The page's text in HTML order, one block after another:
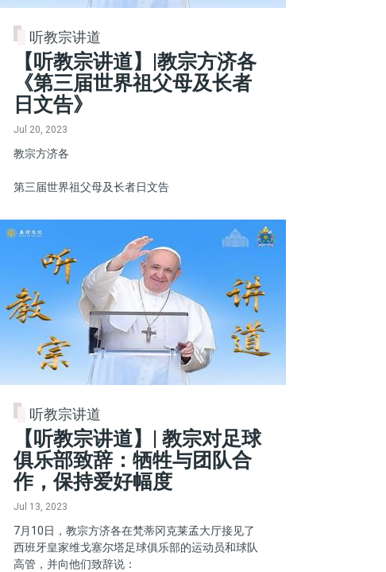
听教宗讲道
【听教宗讲道】|教宗方济各
《第三届世界祖父母及长者
日文告》
Jul 20, 2023
教宗方济各
第三届世界祖父母及长者日文告
听教宗讲道
【听教宗讲道】| 教宗对足球
俱乐部致辞：牺牲与团队合
作，保持爱好幅度
Jul 13, 2023
7月10日，教宗方济各在梵蒂冈克莱孟大厅接见了
西班牙皇家维戈塞尔塔足球俱乐部的运动员和球队
高管，并向他们致辞说：